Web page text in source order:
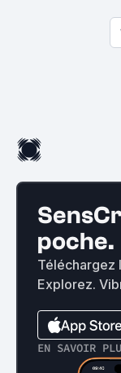
poche.
Téléchargez
Explorez.
EN SAVOIR